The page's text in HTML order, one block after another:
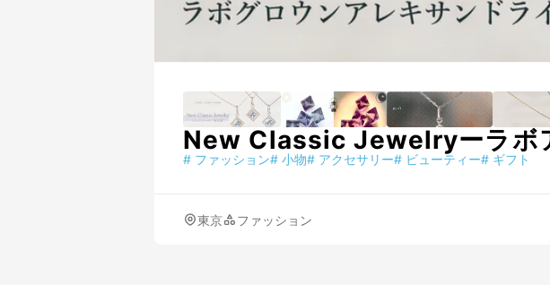
New Classic Jewelryーラボ
# ファッション# 小物# アクセサリー# ビューティー# ギフト
東京 ファッション